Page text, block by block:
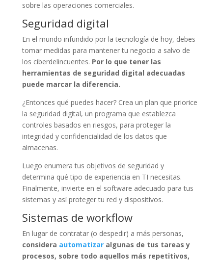
sobre las operaciones comerciales.
Seguridad digital
En el mundo infundido por la tecnología de hoy, debes
tomar medidas para mantener tu negocio a salvo de
los ciberdelincuentes. Por lo que tener las
herramientas de seguridad digital adecuadas
puede marcar la diferencia.
¿Entonces qué puedes hacer? Crea un plan que priorice
la seguridad digital, un programa que establezca
controles basados ​​en riesgos, para proteger la
integridad y confidencialidad de los datos que
almacenas.
Luego enumera tus objetivos de seguridad y
determina qué tipo de experiencia en TI necesitas.
Finalmente, invierte en el software adecuado para tus
sistemas y así proteger tu red y dispositivos.
Sistemas de workflow
En lugar de contratar (o despedir) a más personas,
considera automatizaralgunas de tus tareas y
procesos, sobre todo aquellos más repetitivos,